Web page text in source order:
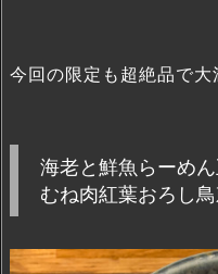
今回の限定も超絶品で大
海老と鮮魚らーめ
むね肉紅葉おろし